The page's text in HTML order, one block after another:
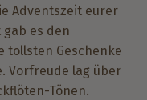
Adventszeit eurer
es den
tollsten Geschenke
Vorfreude lag über
Tönen.